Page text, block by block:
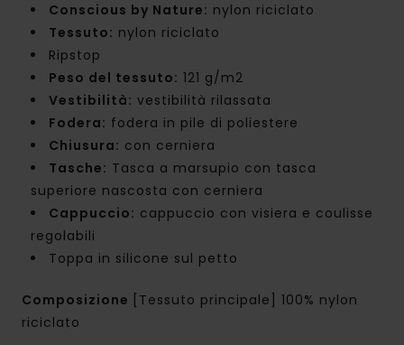
Conscious by Nature: nylon riciclato
Tessuto: nylon riciclato
Ripstop
Peso del tessuto: 121 g/m2
Vestibilità: vestibilità rilassata
Fodera: fodera in pile di poliestere
Chiusura: con cerniera
Tasche: Tasca a marsupio con tasca
superiore nascosta con cerniera
Cappuccio: cappuccio con visiera e coulisse
regolabili
Toppa in silicone sul petto
Composizione
[Tessuto principale] 100% nylon
riciclato